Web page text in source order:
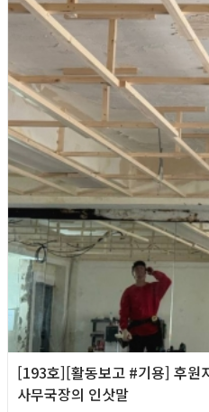
[193호][활동보고 #기용] 후원
사무국장의 인삿말